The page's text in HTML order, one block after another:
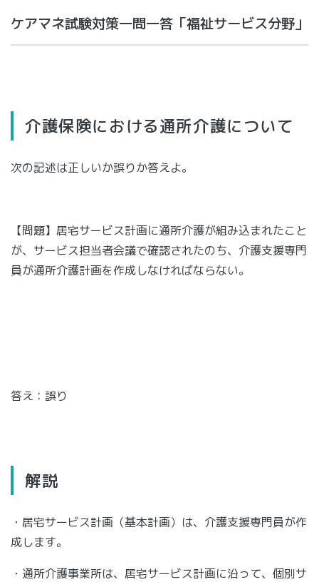
ケアマネ試験対策一問一答「福祉サービス分野」
介護保険における通所介護について
次の記述は正しいか誤りか答えよ。
【問題】居宅サービス計画に通所介護が組み込まれたこと
が、サービス担当者会議で確認されたのち、介護支援専門
員が通所介護計画を作成しなければならない。
答え：誤り
解説
・居宅サービス計画（基本計画）は、介護支援専門員が作
成します。
・通所介護事業所は、居宅サービス計画に沿って、個別サ